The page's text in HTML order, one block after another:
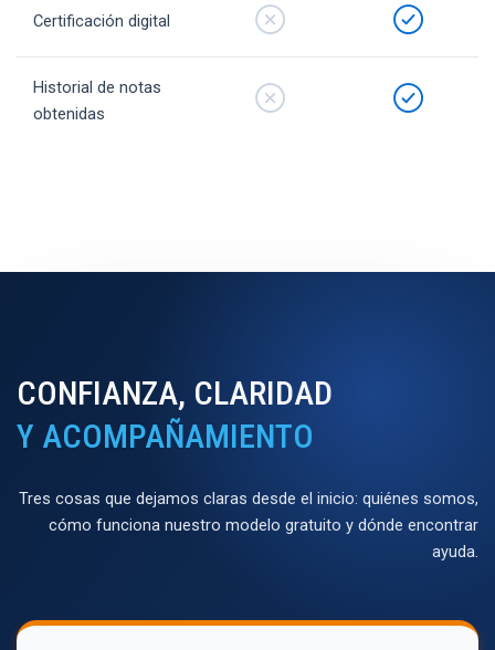
Certificación digital
Historial de notas
obtenidas
CONFIANZA, CLARIDAD
Y ACOMPAÑAMIENTO
Tres cosas que dejamos claras desde el inicio: quiénes somos,
cómo funciona nuestro modelo gratuito y dónde encontrar
ayuda.